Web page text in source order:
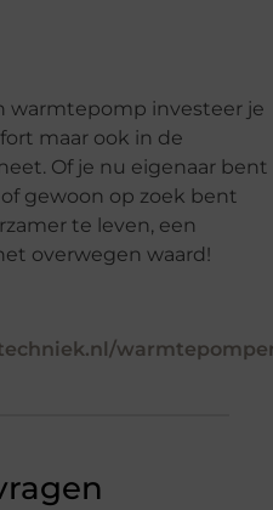
warmtepomp investeer je
maar ook in de
Of je nu eigenaar bent
gewoon op zoek bent
te leven, een
overwegen waard!